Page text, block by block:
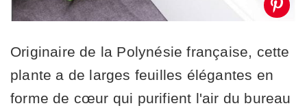
Originaire de la Polynésie française, cette
plante a de larges feuilles élégantes en
forme de cœur qui purifient l'air du bureau